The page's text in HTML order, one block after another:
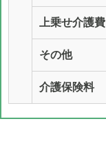
上乗せ介護費
その他
介護保険料